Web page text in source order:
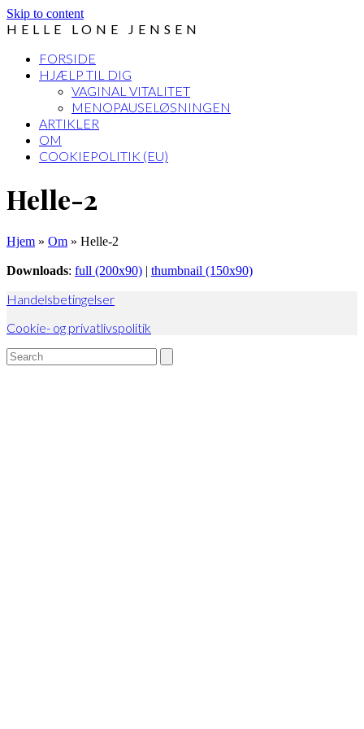
Skip to content
HELLE LONE JENSEN
FORSIDE
HJÆLP TIL DIG
VAGINAL VITALITET
MENOPAUSELØSNINGEN
ARTIKLER
OM
COOKIEPOLITIK (EU)
mobile
menu
mobile
menu
Helle-2
Hjem » Om » Helle-2
Downloads: full (200x90) | thumbnail (150x90)
Handelsbetingelser
Cookie- og privatlivspolitik
Search